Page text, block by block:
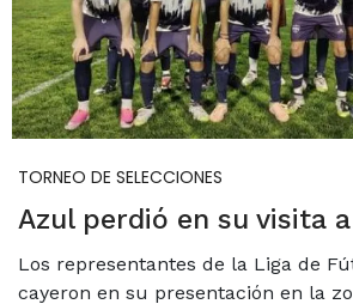
TORNEO DE SELECCIONES
Azul perdió en su visita
Los representantes de la Liga de
cayeron en su presentación en la